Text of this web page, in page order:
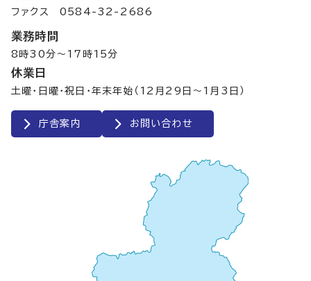
ファクス 0584-32-2686
業務時間
8時30分～17時15分
休業日
土曜・日曜・祝日・年末年始（12月29日～1月3日）
庁舎案内 お問い合わせ